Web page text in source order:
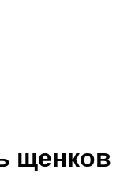
щенков